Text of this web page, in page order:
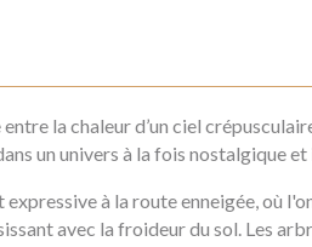
la chaleur d’un ciel
un univers à la fois nostalgique
à la route enneigée, où
avec la froideur du sol. Les